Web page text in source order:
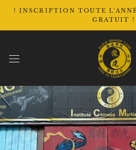
contenu
! INSCRIPTION TOUTE
GRATUIT !